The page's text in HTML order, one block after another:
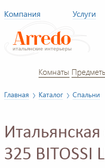
Компания Услуги
Комнаты
Главная Каталог Спальни
325 BITOSSI